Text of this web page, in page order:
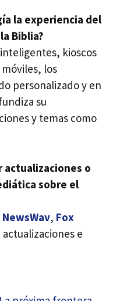
la experiencia del
Biblia?
kioscos
los
personalizado y en
su
y temas como
actualizaciones o
sobre el
NewsWav, Fox
e